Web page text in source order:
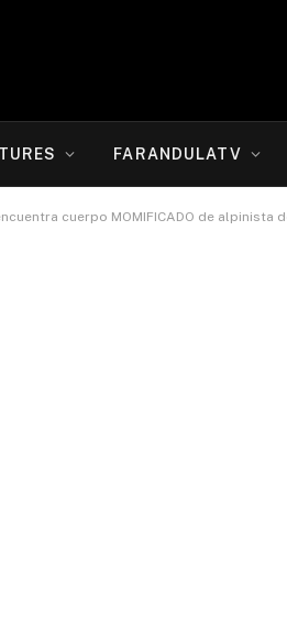
FARANDULATV
cuerpo MOMIFICADO de alpinista